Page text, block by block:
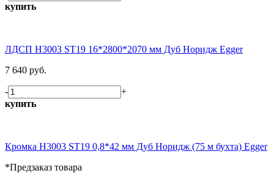
купить
ЛДСП H3003 ST19 16*2800*2070 мм Дуб Норидж Egger
7 640 руб.
-
+
купить
Кромка H3003 ST19 0,8*42 мм Дуб Норидж (75 м бухта) Egger
*Предзаказ товара